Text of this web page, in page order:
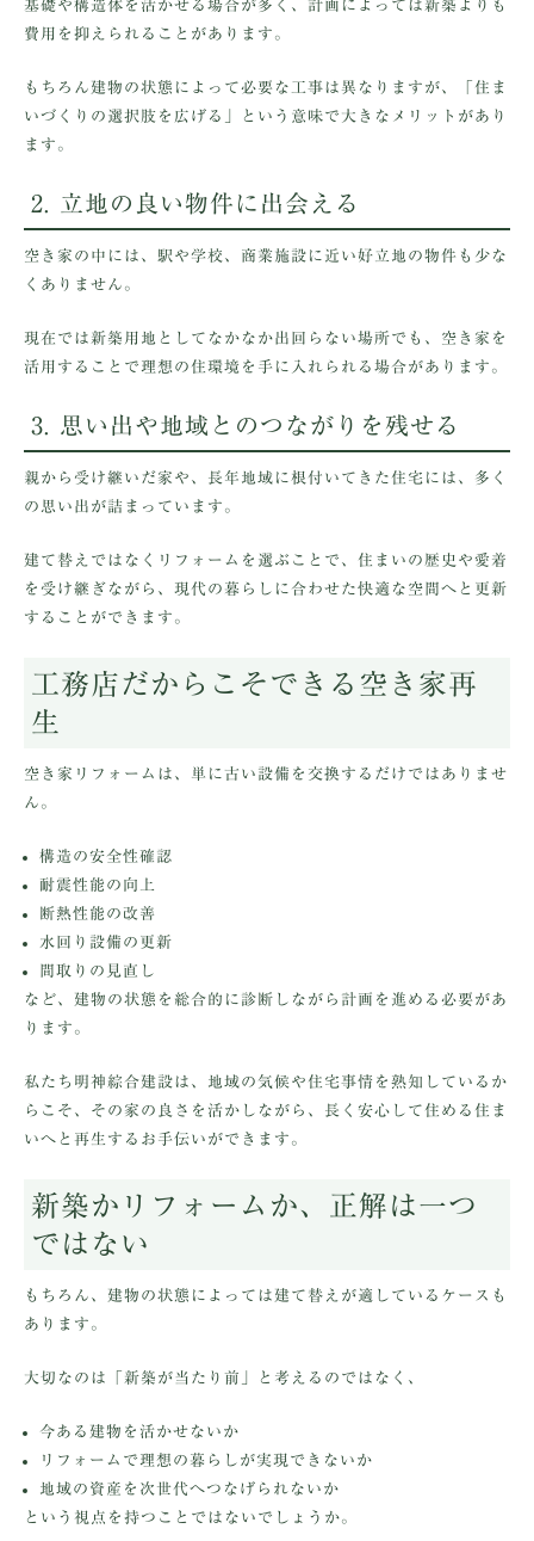
基礎や構造体を活かせる場合が多く、計画によっては新築よりも
費用を抑えられることがあります。
もちろん建物の状態によって必要な工事は異なりますが、「住ま
いづくりの選択肢を広げる」という意味で大きなメリットがあり
ます。
2. 立地の良い物件に出会える
空き家の中には、駅や学校、商業施設に近い好立地の物件も少な
くありません。
現在では新築用地としてなかなか出回らない場所でも、空き家を
活用することで理想の住環境を手に入れられる場合があります。
3. 思い出や地域とのつながりを残せる
親から受け継いだ家や、長年地域に根付いてきた住宅には、多く
の思い出が詰まっています。
建て替えではなくリフォームを選ぶことで、住まいの歴史や愛着
を受け継ぎながら、現代の暮らしに合わせた快適な空間へと更新
することができます。
工務店だからこそできる空き家再
生
空き家リフォームは、単に古い設備を交換するだけではありませ
ん。
構造の安全性確認
耐震性能の向上
断熱性能の改善
水回り設備の更新
間取りの見直し
など、建物の状態を総合的に診断しながら計画を進める必要があ
ります。
私たち明神綜合建設は、地域の気候や住宅事情を熟知しているか
らこそ、その家の良さを活かしながら、長く安心して住める住ま
いへと再生するお手伝いができます。
新築かリフォームか、正解は一つ
ではない
もちろん、建物の状態によっては建て替えが適しているケースも
あります。
大切なのは「新築が当たり前」と考えるのではなく、
今ある建物を活かせないか
リフォームで理想の暮らしが実現できないか
地域の資産を次世代へつなげられないか
という視点を持つことではないでしょうか。